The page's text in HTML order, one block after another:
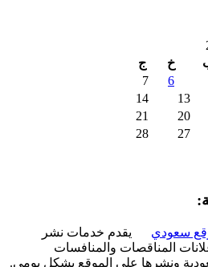
ج
7
يقدم خدمات نشر
المناقصات والمنافسات
على الموقع بشكل يومي.